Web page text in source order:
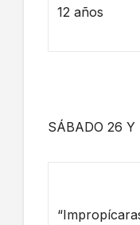
12 años
SÁBADO 26 Y